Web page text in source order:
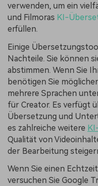
verwenden, um ein
und Filmoras KI-
erfüllen.
Einige
Nachteile. Sie können
abstimmen. Wenn Sie
benötigen Sie
mehrere Sprachen
für Creator. Es verfügt
Übersetzung und
es zahlreiche weitere
Qualität von
der Bearbeitung
Wenn Sie einen
versuchen Sie Google